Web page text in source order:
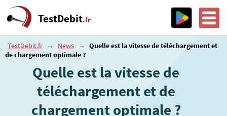
TestDebit.fr
TestDebit.fr → News →
Quelle est la vitesse de téléchargement et
de chargement optimale ?
Quelle est la vitesse de
téléchargement et de
chargement optimale ?